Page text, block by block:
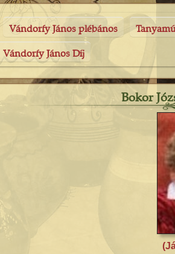
Vándorfy János plébános
Vándorfy János Díj
Bokor
(